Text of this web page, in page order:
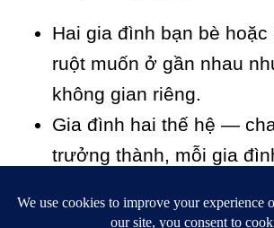
Hai gia đình bạn bè hoặc
ruột muốn ở gần nhau
không gian riêng.
Gia đình hai thế hệ —
trưởng thành, mỗi gia
Nhà đầu tư nhóm — hai